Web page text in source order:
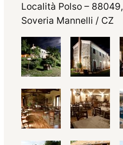
Località Polso – 88049,
Soveria Mannelli / CZ